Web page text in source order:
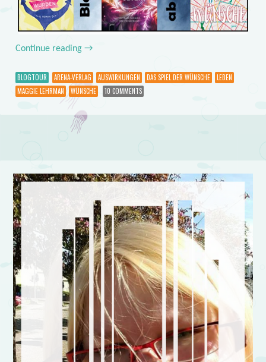
Continue reading →
BLOGTOUR ARENA-VERLAG AUSWIRKUNGEN DAS SPIEL DER WÜNSCHE
LEBEN
MAGGIE LEHRMAN
WÜNSCHE 10 COMMENTS
Post navigation